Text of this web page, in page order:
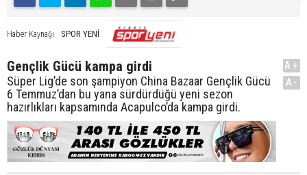
Haber Kaynağı SPOR YENİ
Gençlik Gücü kampa girdi
Süper Lig’de son şampiyon China Bazaar Gençlik Gücü
6 Temmuz’dan bu yana sürdürdüğü yeni sezon
hazırlıkları kapsamında Acapulco’da kampa girdi.
A+
A-